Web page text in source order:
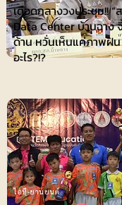
เดือดกลางวงประชุม!!
Data Center บ้านฉาง
ด้าน หวั่นเห็นแค่ภาพฝั
อะไร?!?
ไอที-ยานยนต์